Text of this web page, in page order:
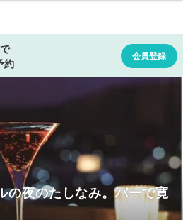
の夜のたしなみ。バーで寛